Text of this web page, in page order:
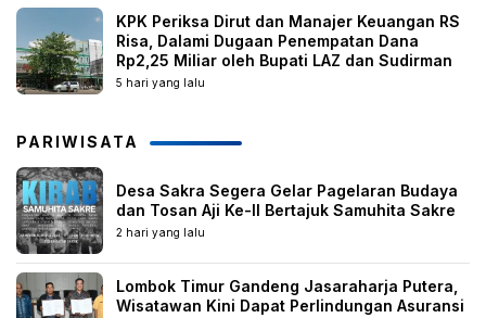
KPK Periksa Dirut dan Manajer Keuangan RS
Risa, Dalami Dugaan Penempatan Dana
Rp2,25 Miliar oleh Bupati LAZ dan Sudirman
5 hari yang lalu
PARIWISATA
Desa Sakra Segera Gelar Pagelaran Budaya
dan Tosan Aji Ke-II Bertajuk Samuhita Sakre
2 hari yang lalu
Lombok Timur Gandeng Jasaraharja Putera,
Wisatawan Kini Dapat Perlindungan Asuransi